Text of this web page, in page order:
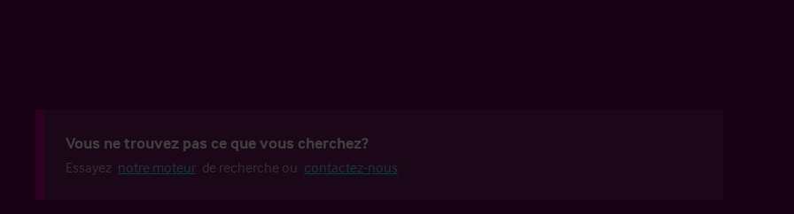
Vous ne trouvez pas ce que vous cherchez?
Essayez notre moteur de recherche ou contactez-nous